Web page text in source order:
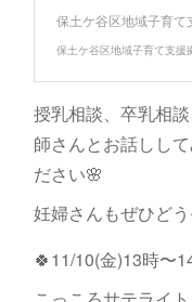
保土ケ谷区地域子育て
保土ケ谷区地域子育て支援
授乳相談、卒乳相
師さんとお話しし
ださい🌸
妊婦さんもぜひど
🍀11/10(金)13時〜